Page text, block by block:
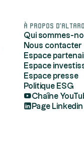
À propos
Qui sommes-
Nous contacter
Espace
Espace
Espace presse
Politique ESG
Chaîne
Page Linkedin